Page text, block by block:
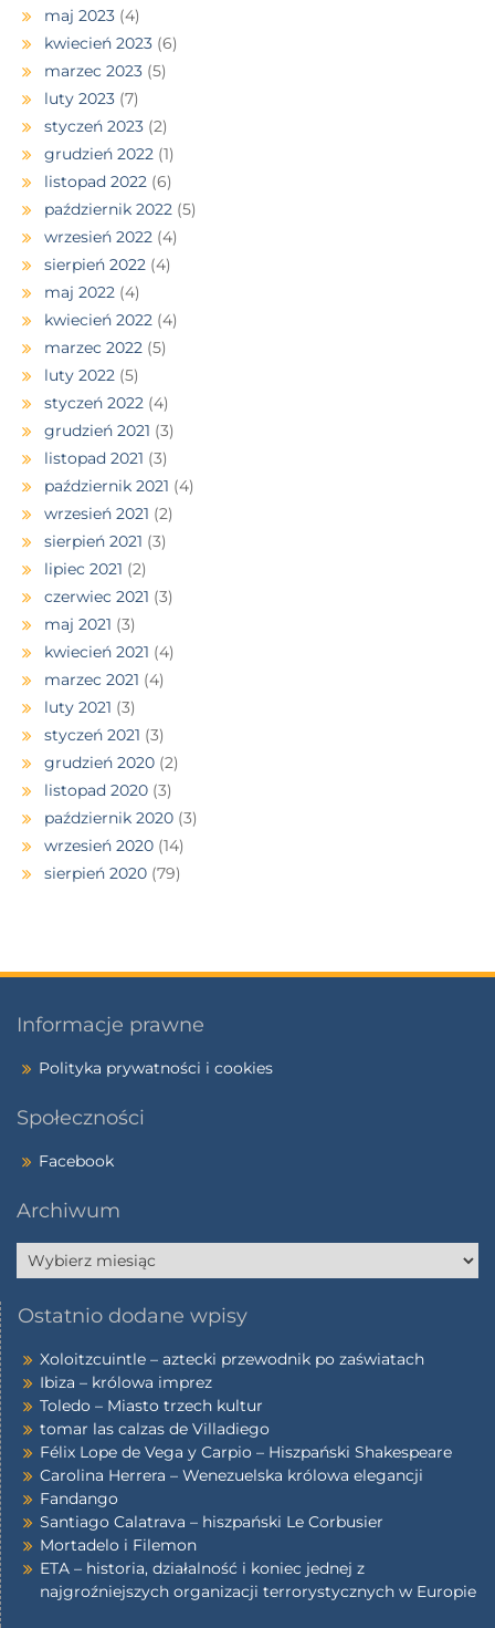
maj 2023 (4)
kwiecień 2023 (6)
marzec 2023 (5)
luty 2023 (7)
styczeń 2023 (2)
grudzień 2022 (1)
listopad 2022 (6)
październik 2022 (5)
wrzesień 2022 (4)
sierpień 2022 (4)
maj 2022 (4)
kwiecień 2022 (4)
marzec 2022 (5)
luty 2022 (5)
styczeń 2022 (4)
grudzień 2021 (3)
listopad 2021 (3)
październik 2021 (4)
wrzesień 2021 (2)
sierpień 2021 (3)
lipiec 2021 (2)
czerwiec 2021 (3)
maj 2021 (3)
kwiecień 2021 (4)
marzec 2021 (4)
luty 2021 (3)
styczeń 2021 (3)
grudzień 2020 (2)
listopad 2020 (3)
październik 2020 (3)
wrzesień 2020 (14)
sierpień 2020 (79)
Informacje prawne
Polityka prywatności i cookies
Społeczności
Facebook
Archiwum
Ostatnio dodane wpisy
Xoloitzcuintle – aztecki przewodnik po zaświatach
Ibiza – królowa imprez
Toledo – Miasto trzech kultur
tomar las calzas de Villadiego
Félix Lope de Vega y Carpio – Hiszpański Shakespeare
Carolina Herrera – Wenezuelska królowa elegancji
Fandango
Santiago Calatrava – hiszpański Le Corbusier
Mortadelo i Filemon
ETA – historia, działalność i koniec jednej z
najgroźniejszych organizacji terrorystycznych w Europie